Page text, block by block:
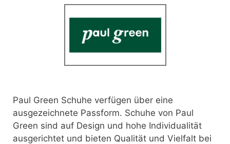
Paul Green Schuhe verfügen über eine
ausgezeichnete Passform. Schuhe von Paul
Green sind auf Design und hohe Individualität
ausgerichtet und bieten Qualität und Vielfalt bei